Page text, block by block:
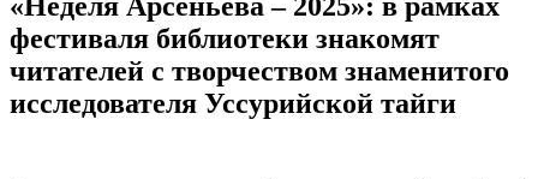
фестиваля библиотеки знакомят
читателей с творчеством знаменитого
исследователя Уссурийской тайги